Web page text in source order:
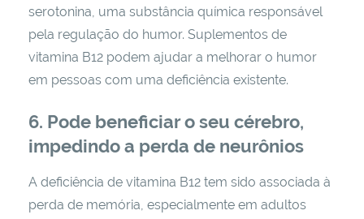
serotonina, uma substância química responsável
pela regulação do humor. Suplementos de
vitamina B12 podem ajudar a melhorar o humor
em pessoas com uma deficiência existente.
6. Pode beneficiar o seu cérebro,
impedindo a perda de neurônios
A deficiência de vitamina B12 tem sido associada à
perda de memória, especialmente em adultos